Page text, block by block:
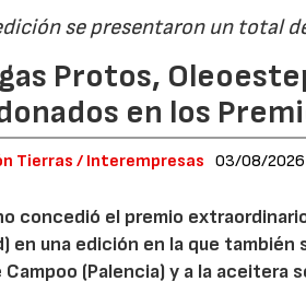
se presentaron un total
Protos,
en los
Tierras / Interempresas 03/08/2026
concedió el premio
en una edición en la que
Campoo (Palencia) y a la aceitera